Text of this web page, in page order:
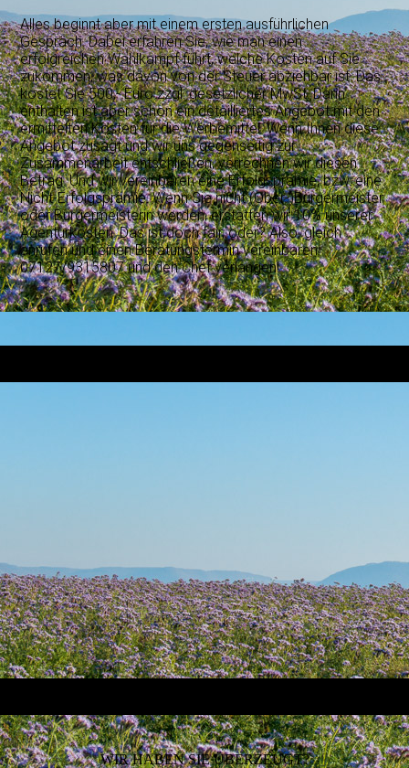
Alles beginnt aber mit einem ersten ausführlichen
Gespräch. Dabei erfahren Sie, wie man einen
erfolgreichen Wahlkampf führt, welche Kosten auf Sie
zukommen, was davon von der Steuer abziehbar ist. Das
kostet Sie 500,- Euro zzgl. gesetzlicher MwSt. Darin
enthalten ist aber schon ein detailliertes Angebot mit den
ermittelten Kosten für die Werbemittel. Wenn Ihnen diese
Angebot zusagt und wir uns gegenseitig zur
Zusammenarbeit entschließen, verrechnen wir diesen
Betrag. Und wir vereinbaren eine Erfolgsprämie, bzw. eine
Nicht-Erfolgsprämie. Wenn Sie nicht (Ober-)Bürgermeister
oder Bürgermeisterin werden, erstatten wir 10% unserer
Agenturkosten. Das ist doch fair, oder? Also, gleich
anrufen und einen Beratungstermin vereinbaren:
07127/9315807 und den Chef verlangen!
WIR HABEN SIE ÜBERZEUGT?